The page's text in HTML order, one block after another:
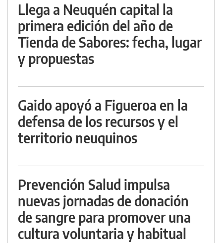
Llega a Neuquén capital la
primera edición del año de
Tienda de Sabores: fecha, lugar
y propuestas
Gaido apoyó a Figueroa en la
defensa de los recursos y el
territorio neuquinos
Prevención Salud impulsa
nuevas jornadas de donación
de sangre para promover una
cultura voluntaria y habitual